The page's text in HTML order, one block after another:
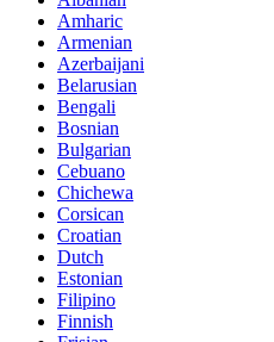
Amharic
Armenian
Azerbaijani
Belarusian
Bengali
Bosnian
Bulgarian
Cebuano
Chichewa
Corsican
Croatian
Dutch
Estonian
Filipino
Finnish